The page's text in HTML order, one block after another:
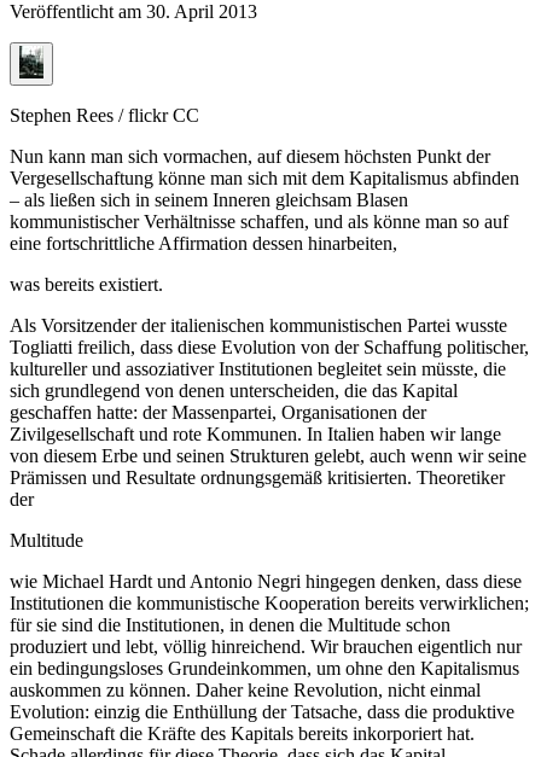
Veröffentlicht am 30. April 2013
Stephen Rees / flickr CC
Nun kann man sich vormachen, auf diesem höchsten Punkt der
Vergesellschaftung könne man sich mit dem Kapitalismus abfinden
– als ließen sich in seinem Inneren gleichsam Blasen
kommunistischer Verhältnisse schaffen, und als könne man so auf
eine fortschrittliche Affirmation dessen hinarbeiten,
was bereits existiert.
Als Vorsitzender der italienischen kommunistischen Partei wusste
Togliatti freilich, dass diese Evolution von der Schaffung politischer,
kultureller und assoziativer Institutionen begleitet sein müsste, die
sich grundlegend von denen unterscheiden, die das Kapital
geschaffen hatte: der Massenpartei, Organisationen der
Zivilgesellschaft und rote Kommunen. In Italien haben wir lange
von diesem Erbe und seinen Strukturen gelebt, auch wenn wir seine
Prämissen und Resultate ordnungsgemäß kritisierten. Theoretiker
der
Multitude
wie Michael Hardt und Antonio Negri hingegen denken, dass diese
Institutionen die kommunistische Kooperation bereits verwirklichen;
für sie sind die Institutionen, in denen die Multitude schon
produziert und lebt, völlig hinreichend. Wir brauchen eigentlich nur
ein bedingungsloses Grundeinkommen, um ohne den Kapitalismus
auskommen zu können. Daher keine Revolution, nicht einmal
Evolution: einzig die Enthüllung der Tatsache, dass die produktive
Gemeinschaft die Kräfte des Kapitals bereits inkorporiert hat.